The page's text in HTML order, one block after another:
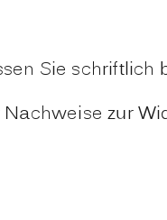
Sie schriftlich
zur